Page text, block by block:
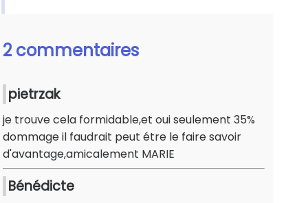
2 commentaires
pietrzak
je trouve cela formidable,et oui seulement 35%
dommage il faudrait peut étre le faire savoir
d'avantage,amicalement MARIE
Bénédicte